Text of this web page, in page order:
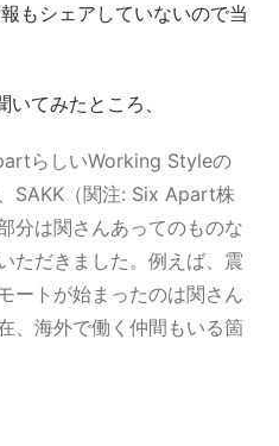
もシェアしていないので当
てみたところ、
らしいWorking Styleの
SAKK（関注: Six Apart株
分は関さんあってのものな
ただきました。例えば、震
ートが始まったのは関さん
、海外で働く仲間もいる箇